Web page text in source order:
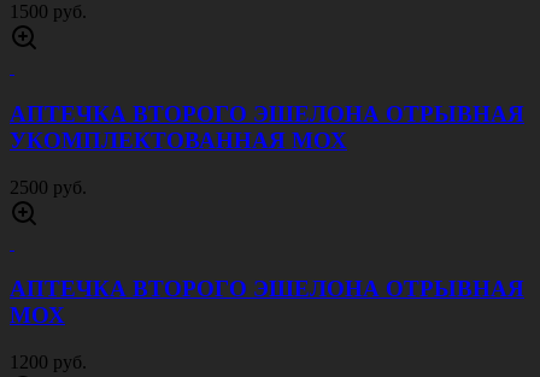
1500 руб.
АПТЕЧКА ВТОРОГО ЭШЕЛОНА ОТРЫВНАЯ
УКОМПЛЕКТОВАННАЯ МОХ
2500 руб.
АПТЕЧКА ВТОРОГО ЭШЕЛОНА ОТРЫВНАЯ
МОХ
1200 руб.